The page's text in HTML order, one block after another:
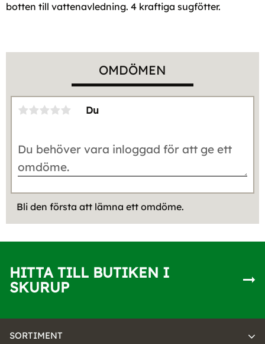
botten till vattenavledning. 4 kraftiga sugfötter.
OMDÖMEN
Du
Bli den första att lämna ett omdöme.
HITTA TILL BUTIKEN I
SKURUP
SORTIMENT